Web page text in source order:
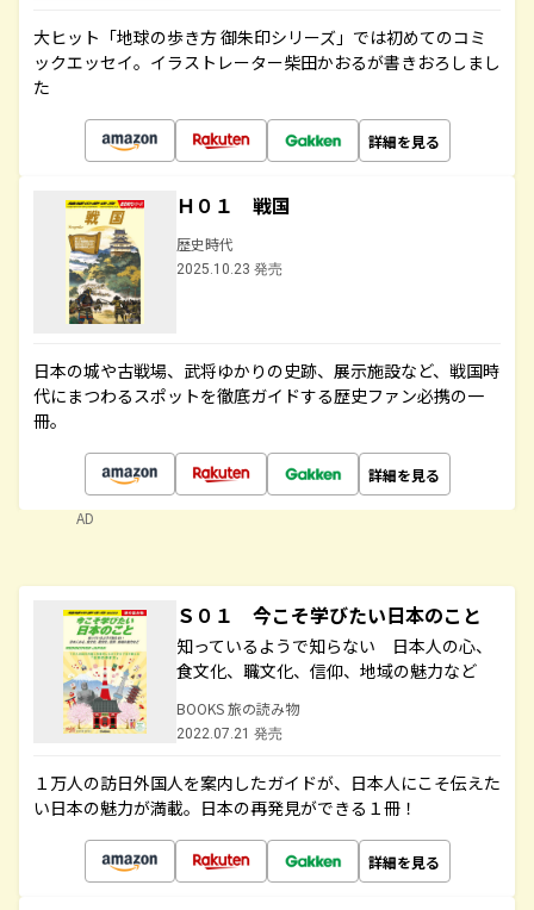
大ヒット「地球の歩き方 御朱印シリーズ」では初めてのコミ
ックエッセイ。イラストレーター柴田かおるが書きおろしまし
た
詳細を見る
Ｈ０１ 戦国
歴史時代
2025.10.23 発売
日本の城や古戦場、武将ゆかりの史跡、展示施設など、戦国時
代にまつわるスポットを徹底ガイドする歴史ファン必携の一
冊。
詳細を見る
AD
Ｓ０１ 今こそ学びたい日本のこと
知っているようで知らない 日本人の心、
食文化、職文化、信仰、地域の魅力など
BOOKS 旅の読み物
2022.07.21 発売
１万人の訪日外国人を案内したガイドが、日本人にこそ伝えた
い日本の魅力が満載。日本の再発見ができる１冊！
詳細を見る